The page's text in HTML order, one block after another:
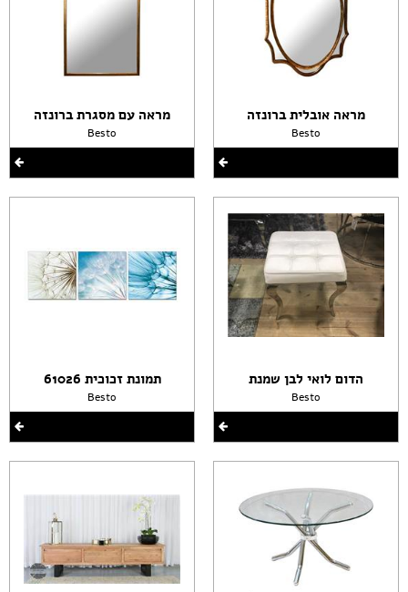
מראה אובלית ברונזה
Besto
הדום לואי לבן שמנת
Besto
מראה עם מסגרת ברונזה
Besto
תמונת זכוכית 61026
Besto